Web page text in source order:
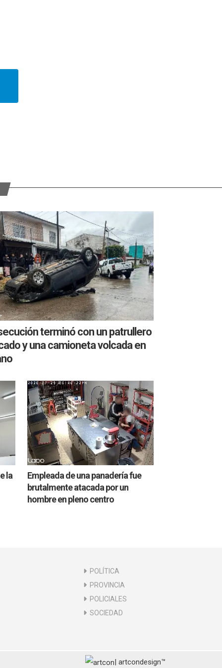
terminó con un patrullero
y una camioneta volcada en
la
Empleada de una panadería fue
brutalmente atacada por un
hombre en pleno centro
POLÍTICA
PROVINCIA
POLICIALES
SOCIEDAD
| artcondesign™